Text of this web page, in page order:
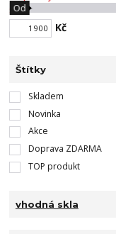
Kč
Od
Štítky
Skladem
Novinka
Akce
Doprava ZDARMA
TOP produkt
vhodná skla